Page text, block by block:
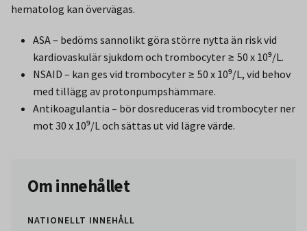
hematolog kan övervägas.
ASA – bedöms sannolikt göra större nytta än risk vid
kardiovaskulär sjukdom och trombocyter ≥ 50 x 10⁹/L.
NSAID – kan ges vid trombocyter ≥ 50 x 10⁹/L, vid behov
med tillägg av protonpumpshämmare.
Antikoagulantia – bör dosreduceras vid trombocyter ner
mot 30 x 10⁹/L och sättas ut vid lägre värde.
Om innehållet
NATIONELLT INNEHÅLL